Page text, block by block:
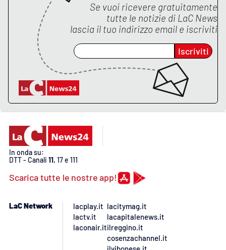
PROGETTI
SPECIALI
Buona Sanità Calabria
LA
CALABRIAVISIONE
Destinazioni
Eventi
Food
Se vuoi ricevere gratuitamente
tutte le notizie di LaC News
lascia il tuo indirizzo email e iscriviti
Iscriviti
In onda su:
DTT - Canali 11, 17 e 111
Scarica tutte le nostre app!
LaC Network
lacplay.it
lactv.it
laconair.it
lacitymag.it
lacapitalenews.it
ilreggino.it
cosenzachannel.it